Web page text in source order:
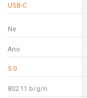
USB-C
Ne
Ano
5.0
802.11 b/g/n